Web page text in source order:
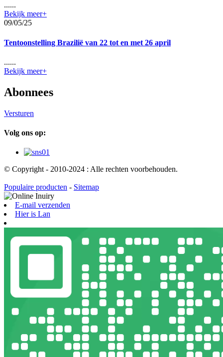
......
Bekijk meer+
09/05/25
Tentoonstelling Brazilië van 22 tot en met 26 april
......
Bekijk meer+
Abonnees
Versturen
Volg ons op:
© Copyright - 2010-2024 : Alle rechten voorbehouden.
Populaire producten - Sitemap
E-mail verzenden
Hier is Lan